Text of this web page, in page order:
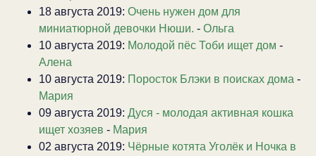
18 августа 2019: Очень нужен дом для
миниатюрной девочки Нюши. - Ольга
10 августа 2019: Молодой пёс Тоби ищет дом -
Алена
10 августа 2019: Поросток Блэки в поисках дома -
Мария
09 августа 2019: Дуся - молодая активная кошка
ищет хозяев - Мария
02 августа 2019: Чёрные котята Уголёк и Ночка в